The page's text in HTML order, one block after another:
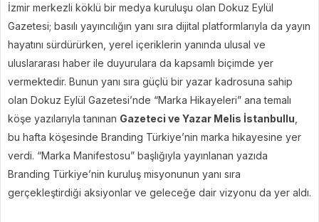
İzmir merkezli köklü bir medya kuruluşu olan Dokuz Eylül
Gazetesi; basılı yayıncılığın yanı sıra dijital platformlarıyla da yayın
hayatını sürdürürken, yerel içeriklerin yanında ulusal ve
uluslararası haber ile duyurulara da kapsamlı biçimde yer
vermektedir. Bunun yanı sıra güçlü bir yazar kadrosuna sahip
olan Dokuz Eylül Gazetesi’nde “Marka Hikayeleri” ana temalı
köşe yazılarıyla tanınan Gazeteci ve Yazar Melis İstanbullu
bu hafta köşesinde Branding Türkiye’nin marka hikayesine yer
verdi. “Marka Manifestosu” başlığıyla yayınlanan yazıda
Branding Türkiye’nin kuruluş misyonunun yanı sıra
gerçekleştirdiği aksiyonlar ve geleceğe dair vizyonu da yer aldı.